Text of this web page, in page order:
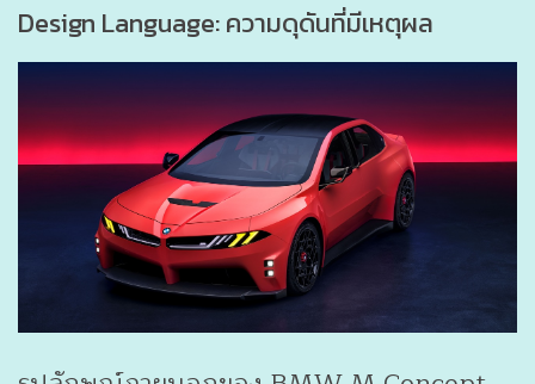
Design Language: ความดุดันที่มีเหตุผล